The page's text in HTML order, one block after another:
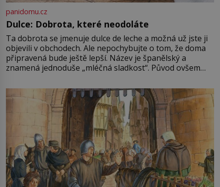
panidomu.cz
Dulce: Dobrota, které neodoláte
Ta dobrota se jmenuje dulce de leche a možná už jste ji
objevili v obchodech. Ale nepochybujte o tom, že doma
připravená bude ještě lepší. Název je španělský a
znamená jednoduše „mléčná sladkost“. Původ ovšem
pře hned několik latinskoamerických zemí a k tomu
Francie, kde se traduje,